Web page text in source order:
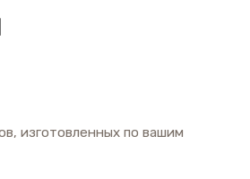
изготовленных по вашим